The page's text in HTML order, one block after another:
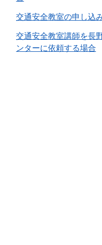
交通安全教室の申し込
交通安全教室講師を長
ンターに依頼する場合